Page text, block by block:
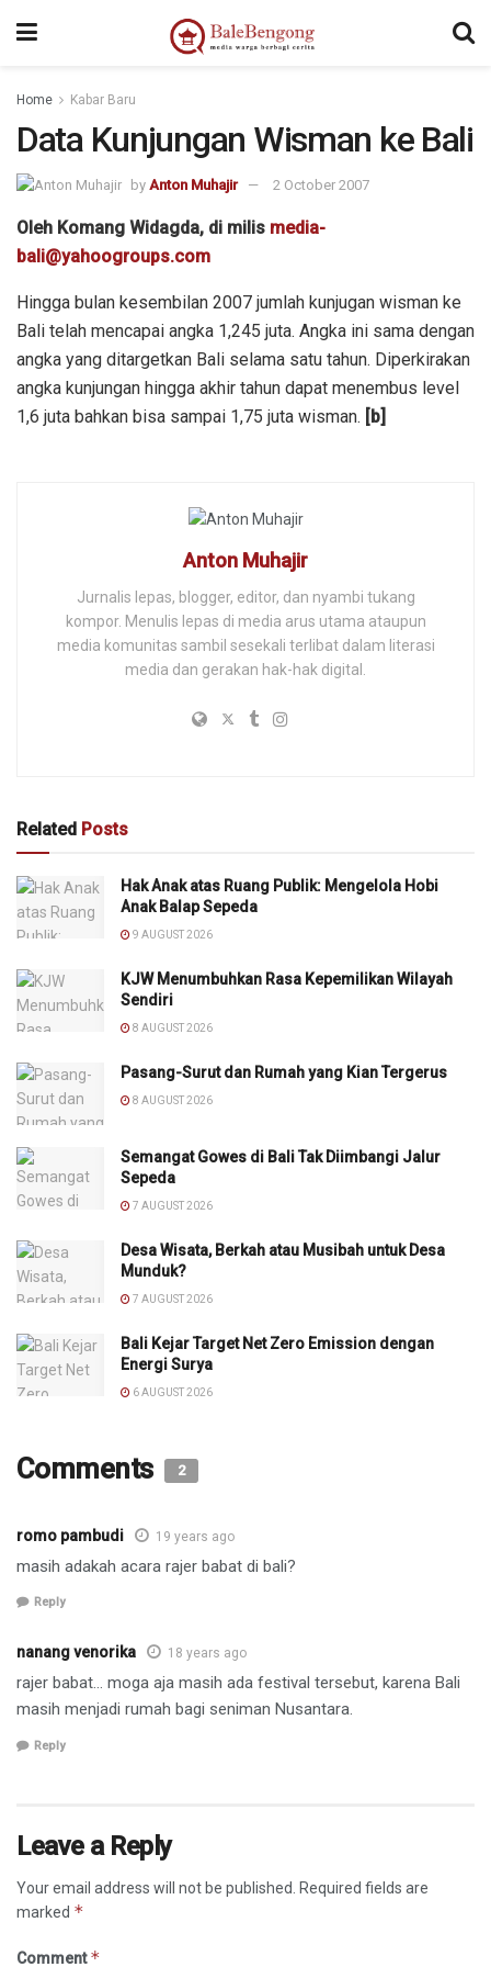
Home Kabar Baru
Data Kunjungan Wisman ke Bali
by Anton Muhajir 2 October 2007
Oleh Komang Widagda, di milis media-
bali@yahoogroups.com
Hingga bulan kesembilan 2007 jumlah kunjugan wisman ke
Bali telah mencapai angka 1,245 juta. Angka ini sama dengan
angka yang ditargetkan Bali selama satu tahun. Diperkirakan
angka kunjungan hingga akhir tahun dapat menembus level
1,6 juta bahkan bisa sampai 1,75 juta wisman.
[b]
Anton Muhajir
Jurnalis lepas, blogger, editor, dan nyambi tukang
kompor. Menulis lepas di media arus utama ataupun
media komunitas sambil sesekali terlibat dalam literasi
media dan gerakan hak-hak digital.
Related Posts
Hak Anak atas Ruang Publik: Mengelola Hobi
Anak Balap Sepeda
9 AUGUST 2026
KJW Menumbuhkan Rasa Kepemilikan Wilayah
Sendiri
8 AUGUST 2026
Pasang-Surut dan Rumah yang Kian Tergerus
8 AUGUST 2026
Semangat Gowes di Bali Tak Diimbangi Jalur
Sepeda
7 AUGUST 2026
Desa Wisata, Berkah atau Musibah untuk Desa
Munduk?
7 AUGUST 2026
Bali Kejar Target Net Zero Emission dengan
Energi Surya
6 AUGUST 2026
Comments 2
romo pambudi 19 years ago
masih adakah acara rajer babat di bali?
Reply
nanang venorika 18 years ago
rajer babat… moga aja masih ada festival tersebut, karena Bali
masih menjadi rumah bagi seniman Nusantara.
Reply
Leave a Reply
Your email address will not be published.
Required fields are
marked *
Comment*